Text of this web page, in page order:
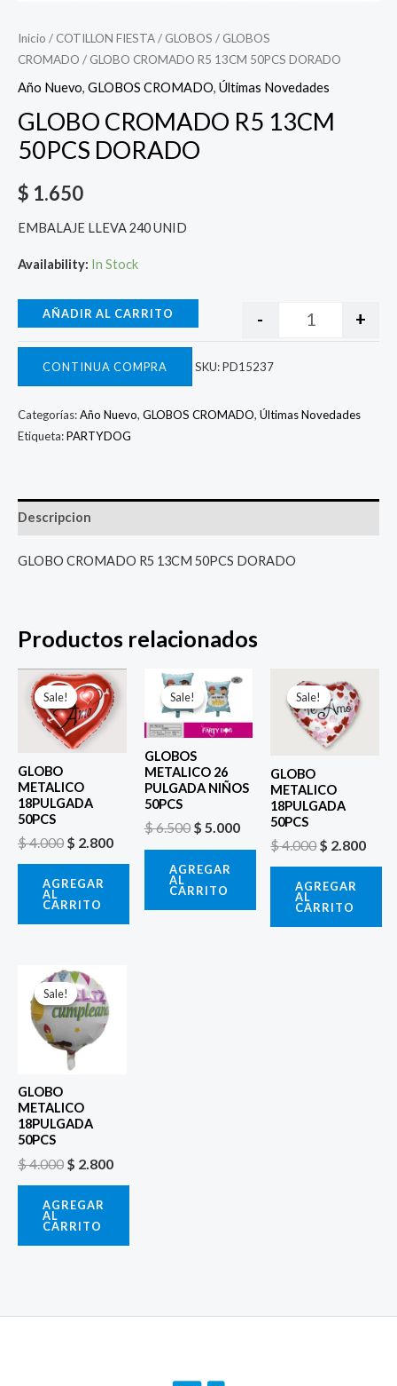
Inicio / COTILLON FIESTA/ GLOBOS / GLOBOS
CROMADO / GLOBO CROMADO R5 13CM 50PCS DORADO
Año Nuevo, GLOBOS CROMADO, Últimas Novedades
GLOBO CROMADO R5 13CM
50PCS DORADO
$ 1.650
EMBALAJE LLEVA 240 UNID
Availability: In Stock
- +
AÑADIR AL CARRITO
CONTINUA COMPRA SKU:PD15237
Categorías:Año Nuevo, GLOBOS CROMADO, Últimas Novedades
Etiqueta:PARTYDOG
Descripcion
GLOBO CROMADO R5 13CM 50PCS DORADO
Productos relacionados
Sale!
Sale!
GLOBO
METALICO
18PULGADA
50PCS
$4.000
El
precio
original
era:
$ 4.000.
$ 2.800
precio
actual
AGREGAR
AL
CARRITO
Sale!
Sale!
GLOBOS
METALICO 26
PULGADA NIÑOS
50PCS
$6.500
El
precio
original
era:
$ 5.000
El
AGREGAR
AL
CARRITO
Sale!
Sale!
GLOBO
METALICO
18PULGADA
50PCS
$4.000
precio
original
era:
$ 4.000.
$ 2.800
AGREGAR
AL
CARRITO
Sale!
Sale!
GLOBO
METALICO
18PULGADA
50PCS
$4.000
El
precio
original
era:
$ 4.000.
$ 2.800
AGREGAR
AL
CARRITO